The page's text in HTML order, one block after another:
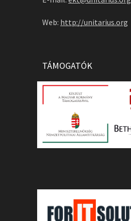
Web: http://unitarius.org
TÁMOGATÓK